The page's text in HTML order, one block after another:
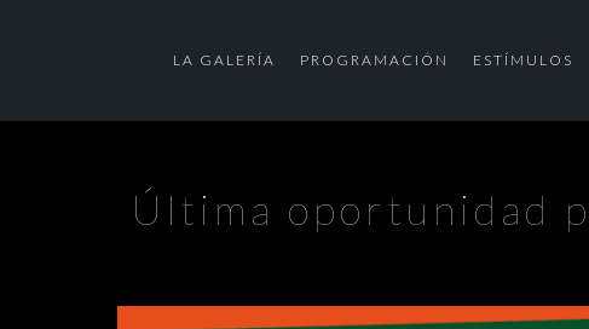
LA GALERÍA PROGRAMACIÓN ESTÍMULOS
Última oportunidad